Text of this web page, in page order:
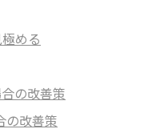
める
の改善策
の改善策